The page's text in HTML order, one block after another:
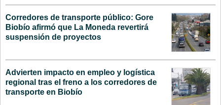
Corredores de transporte público: Gore
Biobío afirmó que La Moneda revertirá
suspensión de proyectos
Advierten impacto en empleo y logística
regional tras el freno a los corredores de
transporte en Biobío